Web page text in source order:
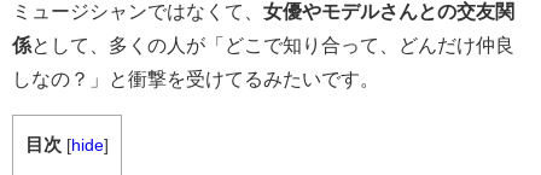
ミュージシャンではなくて、 女優やモデルさんとの交友関
係として、多くの人が「どこで知り合って、どんだけ仲良
しなの？」と衝撃を受けてるみたいです。
目次 [hide]